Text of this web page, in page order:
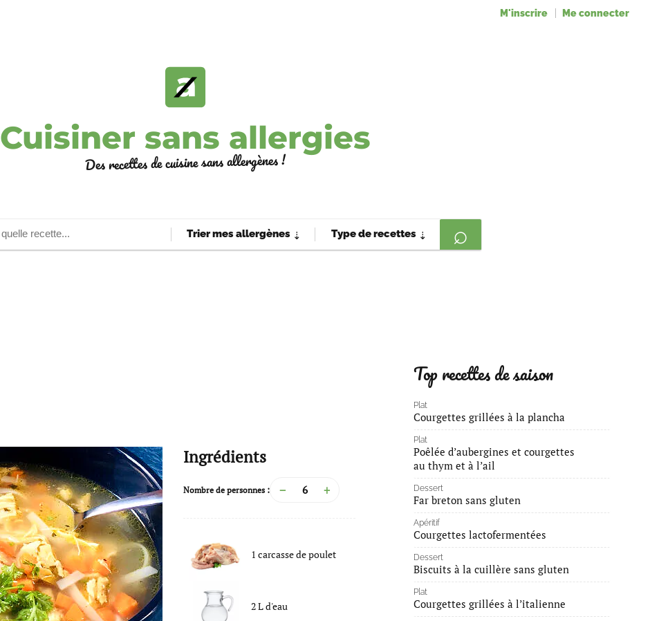
M'inscrire Me connecter
Cuisiner sans allergies
Des recettes de cuisine sans allergènes !
Trier mes allergènes ⇣ Type de recettes ⇣
Ingrédients
Nombre de personnes : − +
1 carcasse de poulet
2Ld'eau
Top recettes de saison
Plat
Courgettes grillées à la plancha
Plat
Poêlée d’aubergines et courgettes
au thym et à l’ail
Dessert
Far breton sans gluten
Apéritif
Courgettes lactofermentées
Dessert
Biscuits à la cuillère sans gluten
Plat
Courgettes grillées à l’italienne